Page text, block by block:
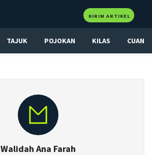
KIRIM ARTIKEL
TAJUK POJOKAN KILAS CUAN
Walidah Ana Farah